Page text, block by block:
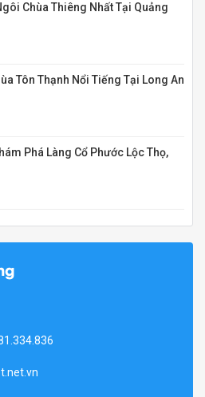
Chùa Thiêng Nhất Tại Quảng
Tôn Thạnh Nổi Tiếng Tại Long An
Phá Làng Cổ Phước Lộc Thọ,